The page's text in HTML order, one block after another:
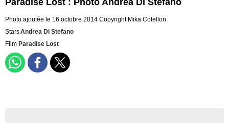
Paradise Lost : Photo Andrea Di Stefano
Photo ajoutée le 16 octobre 2014 Copyright Mika Cotellon
StarsAndrea Di Stefano
Film Paradise Lost